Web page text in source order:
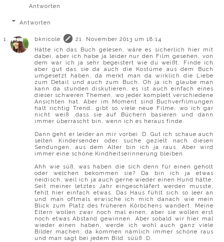
Antworten
Antworten
bknicole
21. November 2013 um 18:14
Hätte ich das Buch gelesen, wäre es sicherlich hier mit
dabei, aber ich habe ja leider nur den Film gesehen, von
dem war ich ja sehr begeistert wie du weißt. Finde ich
aber gut das sie da auch die Kostüme aus dem Buch
umgesetzt haben, da merkt man da wirklich die Liebe
zum Detail und auch zum Buch. Oh ja ich glaube man
kann da stunden diskutieren, es ist auch einfach eines
dieser schweren Themen, wo jeder komplett verschiedene
Ansichten hat. Aber im Moment sind Buchverfilmungen
halt richtig Trend, gibt so viele neue Filme, wo ich gar
nicht weiß ,dass sie auf Büchern basieren und dann
immer überrascht bin, wenn ich es heraus finde.
Dann geht er leider an mir vorbei :D. Gut ich schaue auch
selten Kindersender oder suche gezielt nach diesen
Sendungen, aus dem Alter bin ich ja raus. Aber wird
immer eine schöne Kindheitserinnerung bleiben.
Ahh wie süß, was haben die sich denn für einen geholt
oder welchen bekommen sie? Da bin ich ja etwas
neidisch, weil ich ja auch gerne wieder einen Hund hätte.
Seit meiner letztes Jahr eingeschläfert werden musste,
fehlt hier einfach etwas. Das Haus fühlt sich so leer an
und man oftmals erwische ich mich danach wie mein
Blick zum Platz des früheren Körbchens wandert. Meine
Eltern wollen zwar noch mal einen, aber sie wollen erst
noch etwas Abstand gewinnen. Aber sobald wir hier mal
wieder einen haben, werde ich wohl auch ganz viele
Bilder machen, da kommen nämlich immer schöne raus
und man sagt bei jedem Bild: süüß :D.